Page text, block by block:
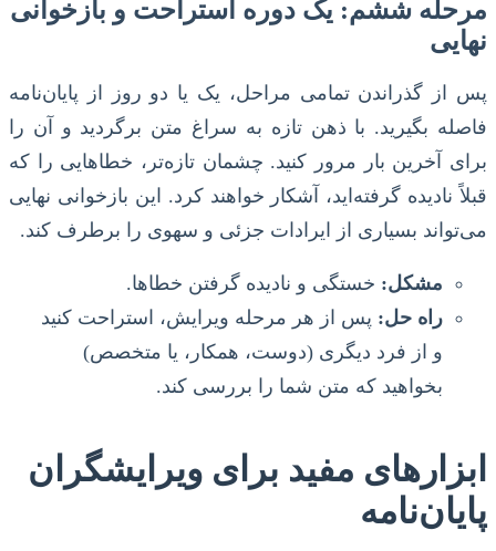
مرحله ششم: یک دوره استراحت و بازخوانی
نهایی
پس از گذراندن تمامی مراحل، یک یا دو روز از پایان‌نامه
فاصله بگیرید. با ذهن تازه به سراغ متن برگردید و آن را
برای آخرین بار مرور کنید. چشمان تازه‌تر، خطاهایی را که
قبلاً نادیده گرفته‌اید، آشکار خواهند کرد. این بازخوانی نهایی
می‌تواند بسیاری از ایرادات جزئی و سهوی را برطرف کند.
مشکل: خستگی و نادیده گرفتن خطاها.
راه حل: پس از هر مرحله ویرایش، استراحت کنید
و از فرد دیگری (دوست، همکار، یا متخصص)
بخواهید که متن شما را بررسی کند.
ابزارهای مفید برای ویرایشگران
پایان‌نامه